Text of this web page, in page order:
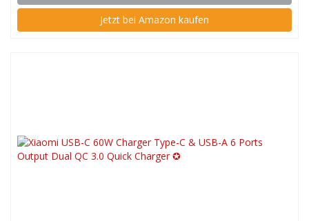
Jetzt bei Amazon kaufen